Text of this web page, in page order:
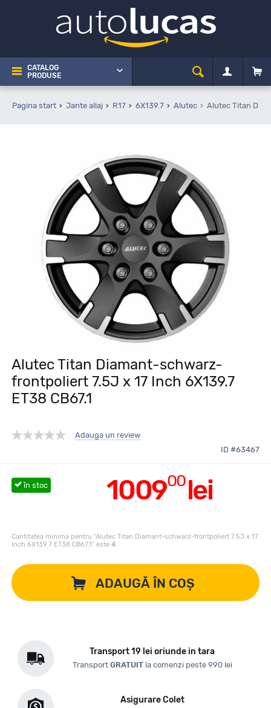
CATALOG
PRODUSE
Pagina start Jante aliaj R17 6X139.7 Alutec Alutec Titan
Alutec Titan Diamant-schwarz-
frontpoliert 7.5J x 17 Inch 6X139.7
ET38 CB67.1
Adauga un review
ID #63467
100900lei
în stoc
Cantitatea minima pentru "Alutec Titan Diamant-schwarz-frontpoliert 7.5J x 17
Inch 6X139.7 ET38 CB67.1" este 4.
ADAUGĂ ÎN COȘ
Transport 19 lei oriunde in tara
Transport GRATUITla comenzi peste 990 lei
Asigurare Colet